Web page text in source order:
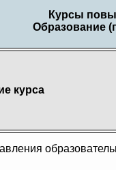
Курсы
Образование
курса